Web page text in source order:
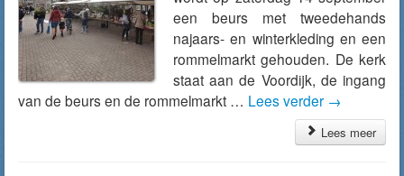
een beurs met tweedehands
najaars- en winterkleding en een
rommelmarkt gehouden. De kerk
staat aan de Voordijk, de ingang
van de beurs en de rommelmarkt … Lees verder →
Lees meer